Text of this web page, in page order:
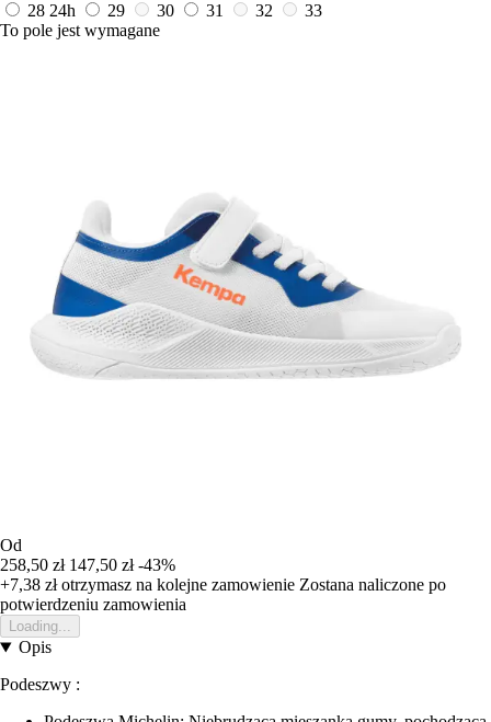
28 24h 29 30 31 32
33
To pole jest wymagane
Od
258,50 zł 147,50 zł -43%
+7,38 złotrzymasz na kolejne zamowienie Zostana naliczone po
potwierdzeniu zamowienia
Loading...
Opis
Podeszwy :